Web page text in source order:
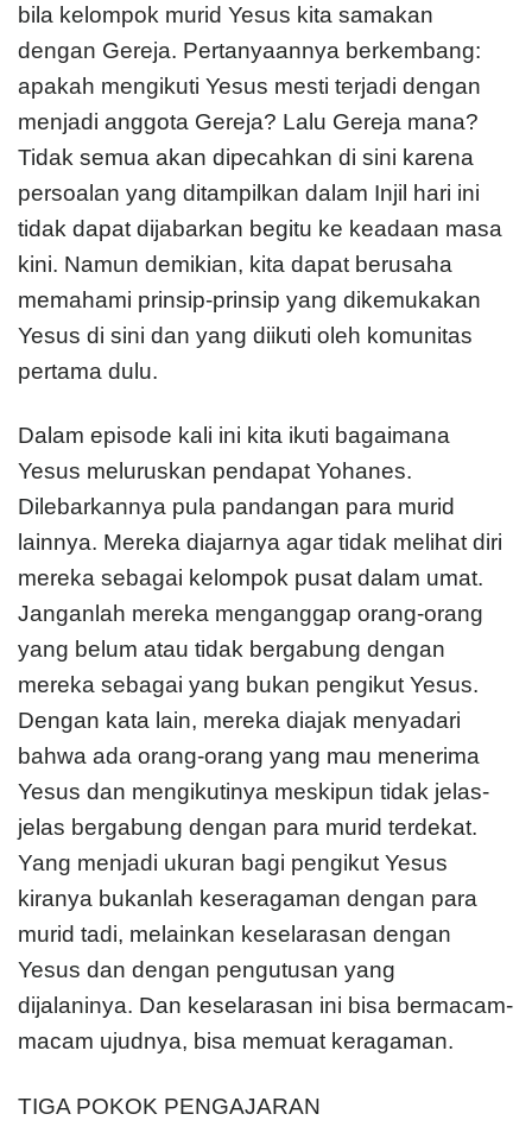
bila kelompok murid Yesus kita samakan
dengan Gereja. Pertanyaannya berkembang:
apakah mengikuti Yesus mesti terjadi dengan
menjadi anggota Gereja? Lalu Gereja mana?
Tidak semua akan dipecahkan di sini karena
persoalan yang ditampilkan dalam Injil hari ini
tidak dapat dijabarkan begitu ke keadaan masa
kini. Namun demikian, kita dapat berusaha
memahami prinsip-prinsip yang dikemukakan
Yesus di sini dan yang diikuti oleh komunitas
pertama dulu.
Dalam episode kali ini kita ikuti bagaimana
Yesus meluruskan pendapat Yohanes.
Dilebarkannya pula pandangan para murid
lainnya. Mereka diajarnya agar tidak melihat diri
mereka sebagai kelompok pusat dalam umat.
Janganlah mereka menganggap orang-orang
yang belum atau tidak bergabung dengan
mereka sebagai yang bukan pengikut Yesus.
Dengan kata lain, mereka diajak menyadari
bahwa ada orang-orang yang mau menerima
Yesus dan mengikutinya meskipun tidak jelas-
jelas bergabung dengan para murid terdekat.
Yang menjadi ukuran bagi pengikut Yesus
kiranya bukanlah keseragaman dengan para
murid tadi, melainkan keselarasan dengan
Yesus dan dengan pengutusan yang
dijalaninya. Dan keselarasan ini bisa bermacam-
macam ujudnya, bisa memuat keragaman.
TIGA POKOK PENGAJARAN